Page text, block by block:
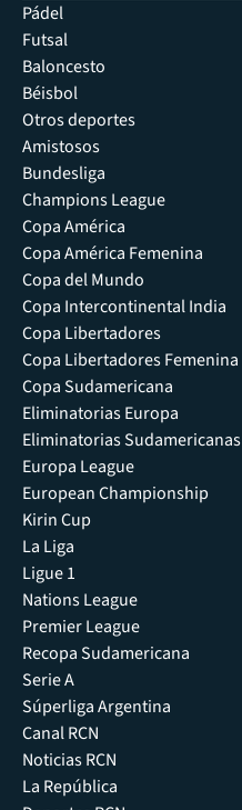
Pádel
Futsal
Baloncesto
Béisbol
Otros deportes
Amistosos
Bundesliga
Champions League
Copa América
Copa América Femenina
Copa del Mundo
Copa Intercontinental India
Copa Libertadores
Copa Libertadores Femenina
Copa Sudamericana
Eliminatorias Europa
Eliminatorias Sudamericanas
Europa League
European Championship
Kirin Cup
La Liga
Ligue 1
Nations League
Premier League
Recopa Sudamericana
Serie A
Súperliga Argentina
Canal RCN
Noticias RCN
La República